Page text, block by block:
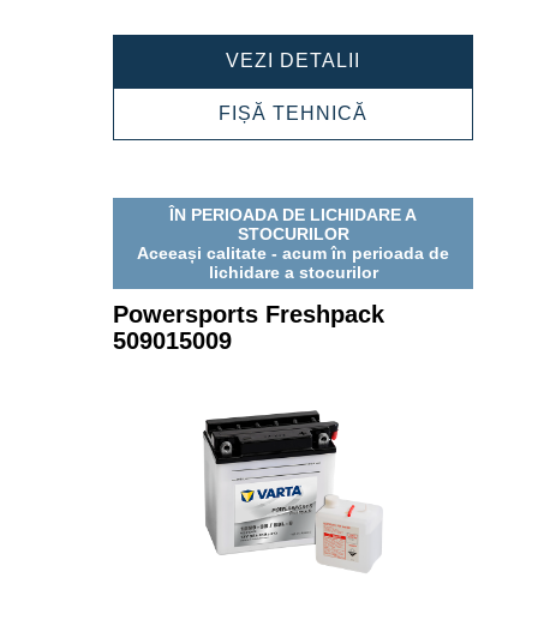
VEZI DETALII
509014009
FIȘĂ TEHNICĂ
ÎN PERIOADA DE LICHIDARE A
STOCURILOR
Aceeași calitate - acum în perioada de
lichidare a stocurilor
Powersports Freshpack
509015009